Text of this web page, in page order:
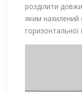
розділити
яким нахилений
горизонтальної